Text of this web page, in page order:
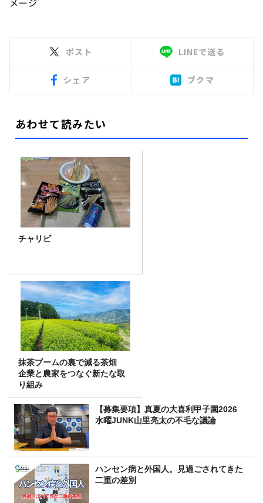
メージ
ポスト LINEで送る
シェア ブクマ
あわせて読みたい
チャリピ
抹茶ブームの裏で減る茶畑
企業と農家をつなぐ新たな取
り組み
【募集要項】真夏の大喜利甲子園2026
水曜JUNK山里亮太の不毛な議論
ハンセン病と外国人。見過ごされてきた
二重の差別